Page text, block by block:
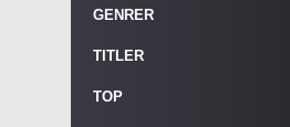
GENRER
TITLER
TOP